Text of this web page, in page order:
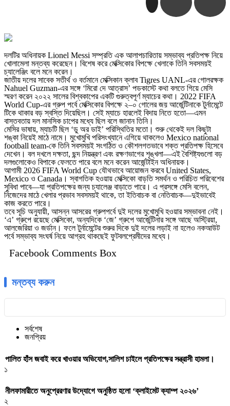
দলটির অধিনায়ক Lionel Messi সম্প্রতি এক আলাপচারিতায় সম্ভাব্য প্রতিপক্ষ নিয়ে
খোলামেলা মন্তব্য করেছেন। বিশেষ করে মেক্সিকোর বিপক্ষে খেলাকে তিনি সবসময়ই
চ্যালেঞ্জিং বলে মনে করেন।
জাতীয় দলের সাবেক সতীর্থ ও বর্তমানে মেক্সিকান ক্লাব Tigres UANL-এর গোলরক্ষক
Nahuel Guzman-এর সঙ্গে ‘মিরো দে আত্রাস’ পডকাস্টে কথা বলতে গিয়ে মেসি
স্মরণ করেন ২০২২ সালের বিশ্বকাপের একটি গুরুত্বপূর্ণ ম্যাচের কথা। 2022 FIFA
World Cup-এর গ্রুপ পর্বে মেক্সিকোর বিপক্ষে ২–০ গোলের জয় আর্জেন্টিনাকে টুর্নামেন্টে
টিকে থাকার বড় স্বস্তি দিয়েছিল। সেই ম্যাচে হারলেই বিদায় নিতে হতো—এমন
বাস্তবতায় দল মানসিক চাপের মধ্যে ছিল বলে জানান তিনি।
মেসির ভাষায়, ম্যাচটি ছিল ‘ডু অর ডাই’ পরিস্থিতির মতো। শুরু থেকেই দল কিছুটা
শঙ্কা নিয়েই মাঠে নামে। মুখোমুখি পরিসংখ্যানে এগিয়ে থাকলেও Mexico national
football team-কে তিনি সবসময়ই সংগঠিত ও কৌশলগতভাবে শক্ত প্রতিপক্ষ হিসেবে
দেখেন। বল দখলে দক্ষতা, ছন্দ নিয়ন্ত্রণ এবং রক্ষণভাগের শৃঙ্খলা—এই বৈশিষ্ট্যগুলো বড়
দলগুলোকেও বিপাকে ফেলতে পারে বলে মনে করেন আর্জেন্টাইন অধিনায়ক।
আগামী 2026 FIFA World Cup যৌথভাবে আয়োজন করবে United States,
Mexico ও Canada। স্বাগতিক হওয়ায় মেক্সিকো বাড়তি সমর্থন ও পরিচিত পরিবেশের
সুবিধা পাবে—যা প্রতিপক্ষের জন্য চ্যালেঞ্জ বাড়াতে পারে। এ প্রসঙ্গে মেসি বলেন,
নিজেদের মাঠে খেলার প্রভাব সবসময়ই থাকে, তা ইতিবাচক বা নেতিবাচক—দুইভাবেই
কাজ করতে পারে।
তবে সূচি অনুযায়ী, আসন্ন আসরের গ্রুপপর্বে দুই দলের মুখোমুখি হওয়ার সম্ভাবনা নেই।
‘এ’ গ্রুপে রয়েছে মেক্সিকো, অন্যদিকে ‘জে’ গ্রুপে আর্জেন্টিনার সঙ্গে আছে অস্ট্রিয়া,
আলজেরিয়া ও জর্ডান। ফলে টুর্নামেন্টের শুরুর দিকে দুই দলের লড়াই না হলেও নকআউট
পর্বে সম্ভাব্য সংঘর্ষ নিয়ে আগ্রহ থাকছেই ফুটবলপ্রেমীদের মধ্যে।
Facebook Comments Box
মন্তব্য করুন
সর্বশেষ
জনপ্রিয়
পালিত হাঁস জবাই করে খাওয়ার অভিযোগ,সালিশ চাইলে প্রতিপক্ষের সন্ত্রাসী হামলা।
১
নীলফামারীতে অনুপ্রেরণার উদ্যোগে অনুষ্ঠিত হলো ‘ক্লাইমেট ক্যাম্প ২০২৬’
২